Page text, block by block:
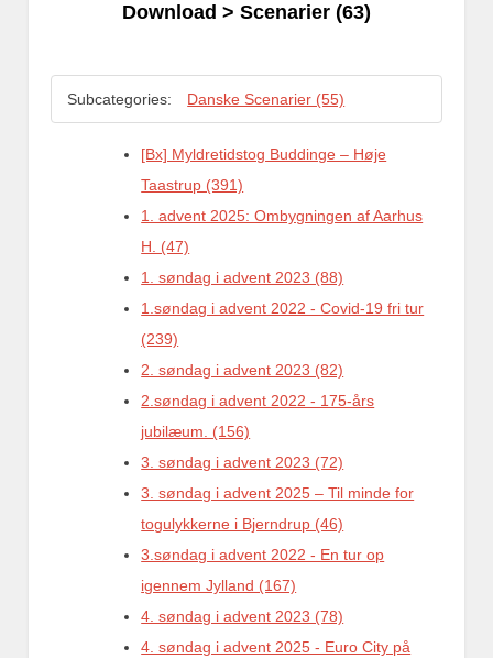
Download > Scenarier (63)
Subcategories: Danske Scenarier (55)
[Bx] Myldretidstog Buddinge – Høje
Taastrup (391)
1. advent 2025: Ombygningen af Aarhus
H. (47)
1. søndag i advent 2023 (88)
1.søndag i advent 2022 - Covid-19 fri tur
(239)
2. søndag i advent 2023 (82)
2.søndag i advent 2022 - 175-års
jubilæum. (156)
3. søndag i advent 2023 (72)
3. søndag i advent 2025 – Til minde for
togulykkerne i Bjerndrup (46)
3.søndag i advent 2022 - En tur op
igennem Jylland (167)
4. søndag i advent 2023 (78)
4. søndag i advent 2025 - Euro City på